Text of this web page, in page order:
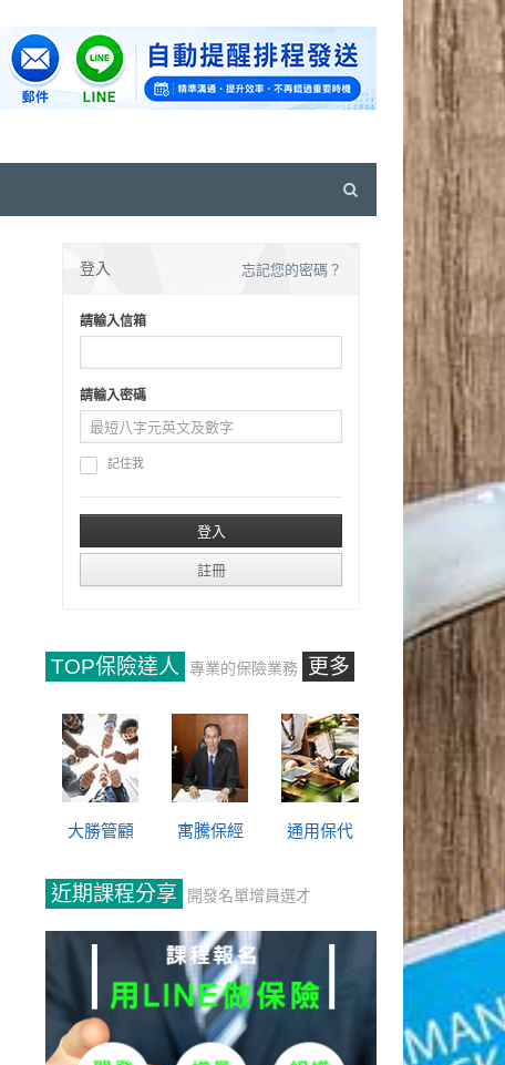
登入 忘記您的密碼？
請輸入信箱
請輸入密碼
記住我
TOP保險達人 專業的保險業務 更多
大勝管顧 寓騰保經 通用保代
近期課程分享 開發名單增員選才